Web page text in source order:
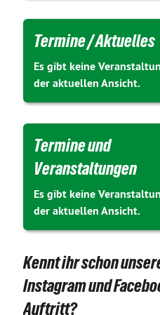
Termine / Aktuelles
Es gibt keine
der aktuellen Ansicht.
Termine und
Veranstaltungen
Es gibt keine
der aktuellen Ansicht.
Kennt ihr schon
Instagram und
Auftritt?